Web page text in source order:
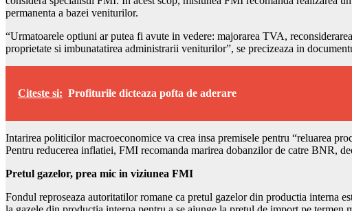
permanenta a bazei veniturilor.
“Urmatoarele optiuni ar putea fi avute in vedere: majorarea TVA,
proprietate si imbunatatirea administrarii veniturilor”, se precizeaza in
Citeste si: Profiturile dicteaza pofta de aderare
Intarirea politicilor macroeconomice va crea insa premisele pentru “reluarea
Pentru reducerea inflatiei, FMI recomanda marirea dobanzilor de catre BNR,
Pretul gazelor, prea mic in viziunea FMI
Fondul reproseaza autoritatilor romane ca pretul gazelor din productia interna